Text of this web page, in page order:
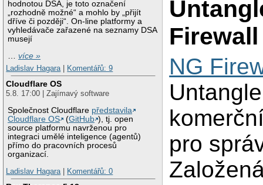
hodnotou DSA, je toto označení
„rozhodně možné“ a mohlo by „přijít
dříve či později“. On-line platformy a
vyhledávače zařazené na seznamy DSA
musejí
…více »
Ladislav Hagara| Komentářů: 9
Cloudflare OS
5.8. 17:00 | Zajímavý software
Společnost Cloudflare představila
Cloudflare OS
(GitHub ), tj. open
source platformu navrženou pro
integraci umělé inteligence (agentů)
přímo do pracovních procesů
organizací.
Ladislav Hagara| Komentářů: 0
Firewall
NG
pro